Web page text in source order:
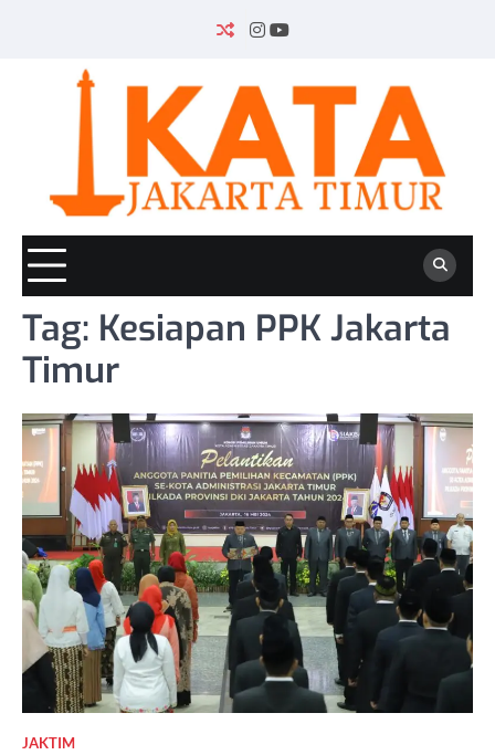
INSTAGRAM
YOUTUBE
Tag: Kesiapan PPK Jakarta
Timur
JAKTIM